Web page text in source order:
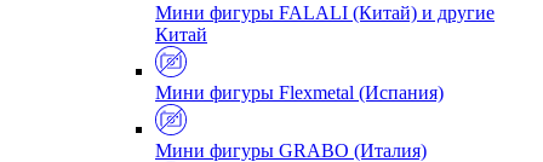
Мини фигуры FALALI (Китай) и другие
Китай
Мини фигуры Flexmetal (Испания)
Мини фигуры GRABO (Италия)